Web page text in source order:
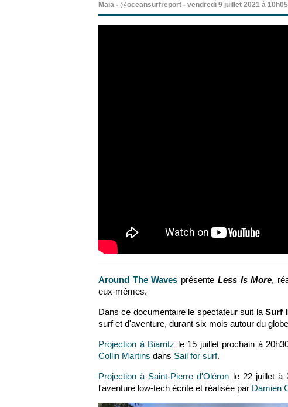
Maia - @oceansurfreport - vendredi 9 juillet 2021 à 10h05
Around The Waves présente Less Is More,
eux-mêmes.
Dans ce documentaire le spectateur suit laSurf
surf et d'aventure, durant six mois autour du
Projection à Biarritz le 15 juillet prochain à
Collin Martins dans Sail for surf.
Projection à Saint-Pierre d'Oléron le 22 juillet à
l'aventure low-tech écrite et réalisée par Damien